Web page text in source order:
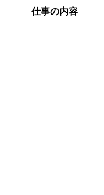
仕事の内容